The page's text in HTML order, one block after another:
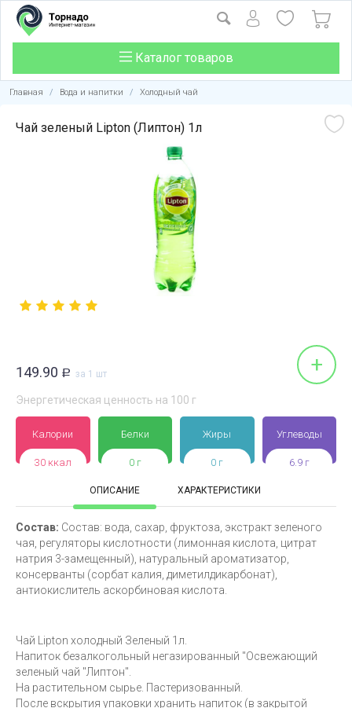
Каталог товаров
Главная / Вода и напитки / Холодный чай
Чай зеленый Lipton (Липтон) 1л
149.90 Р за 1 шт +
Энергетическая ценность на 100 г
Калории
30 ккал
Белки
0 г
Жиры
0 г
Углеводы
6.9 г
ОПИСАНИЕ ХАРАКТЕРИСТИКИ
Состав: Состав: вода, сахар, фруктоза, экстракт зеленого
чая, регуляторы кислотности (лимонная кислота, цитрат
натрия 3-замещенный), натуральный ароматизатор,
консерванты (сорбат калия, диметилдикарбонат),
антиокислитель аскорбиновая кислота.
Чай Lipton холодный Зеленый 1л.
Напиток безалкогольный негазированный "Освежающий
зеленый чай "Липтон".
На растительном сырье. Пастеризованный.
После вскрытия упаковки хранить напиток (в закрытой